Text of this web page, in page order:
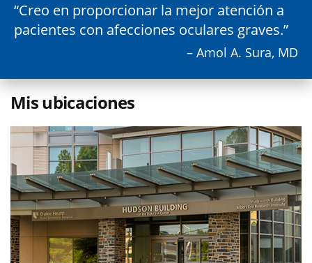
Creo en proporcionar la mejor atención a
pacientes con afecciones oculares graves.
– Amol A. Sura, MD
Mis ubicaciones